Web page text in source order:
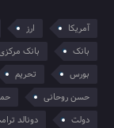
آمریکا ارز
بانک
بانک
بورس
تحریم
حسن روحانی
دولت
دونالد